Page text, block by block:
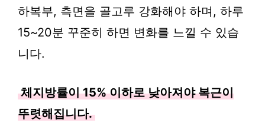
하복부, 측면을 골고루 강화해야 하며, 하루
15~20분 꾸준히 하면 변화를 느낄 수 있습
니다.
체지방률이 15% 이하로 낮아져야 복근이
뚜렷해집니다.